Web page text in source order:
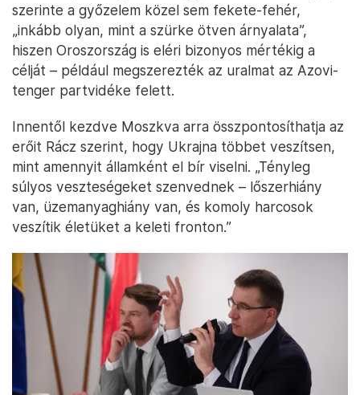
szerinte a győzelem közel sem fekete-fehér,
„inkább olyan, mint a szürke ötven árnyalata”,
hiszen Oroszország is eléri bizonyos mértékig a
célját – például megszerezték az uralmat az Azovi-
tenger partvidéke felett.
Innentől kezdve Moszkva arra összpontosíthatja az
erőit Rácz szerint, hogy Ukrajna többet veszítsen,
mint amennyit államként el bír viselni. „Tényleg
súlyos veszteségeket szenvednek – lőszerhiány
van, üzemanyaghiány van, és komoly harcosok
veszítik életüket a keleti fronton.”